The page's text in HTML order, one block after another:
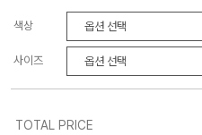
색상
사이즈
TOTAL PRICE